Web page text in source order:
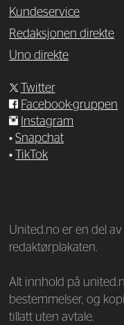
Kundeservice
Redaksjonen direkte
Uno direkte
Twitter
Facebook-gruppen
Instagram
•Snapchat
•
TikTok
United.no er en del
redaktørplakaten.
Alt innhold på
bestemmelser, og
tillatt uten avtale.